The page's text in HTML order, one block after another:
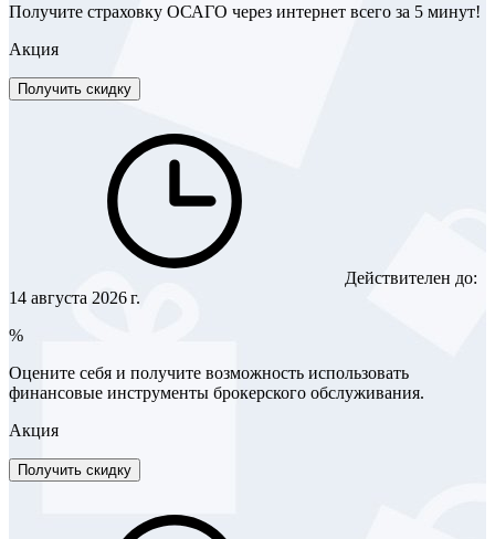
Получите страховку ОСАГО через интернет всего за 5 минут!
Акция
Получить скидку
Действителен до:
14 августа 2026 г.
%
Оцените себя и получите возможность использовать
финансовые инструменты брокерского обслуживания.
Акция
Получить скидку